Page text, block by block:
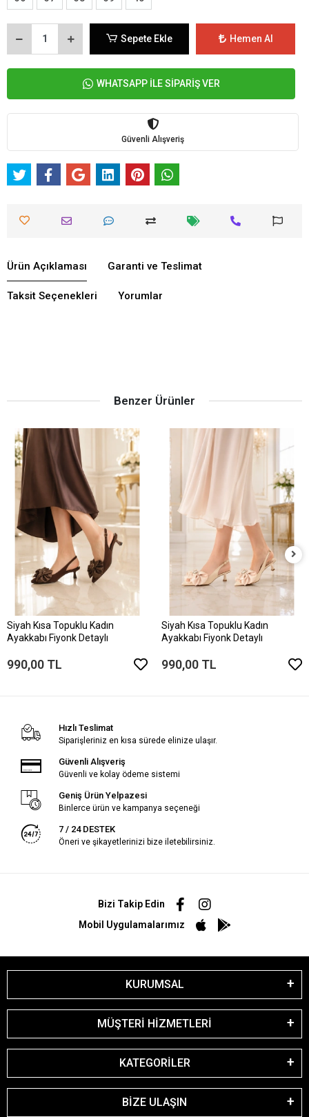
Sepete Ekle Hemen Al
WHATSAPP İLE SİPARİŞ VER
Güvenli Alışveriş
Ürün Açıklaması Garanti ve Teslimat
Taksit Seçenekleri Yorumlar
Benzer Ürünler
Siyah Kısa Topuklu Kadın
Ayakkabı Fiyonk Detaylı
990,00 TL
Siyah Kısa Topuklu Kadın
Ayakkabı Fiyonk Detaylı
990,00 TL
Hızlı Teslimat
Siparişleriniz en kısa sürede elinize ulaşır.
Güvenli Alışveriş
Güvenli ve kolay ödeme sistemi
Geniş Ürün Yelpazesi
Binlerce ürün ve kampanya seçeneği
7 / 24 DESTEK
Öneri ve şikayetlerinizi bize iletebilirsiniz.
Bizi Takip Edin
Mobil Uygulamalarımız
KURUMSAL
MÜŞTERİ HİZMETLERİ
KATEGORİLER
BİZE ULAŞIN